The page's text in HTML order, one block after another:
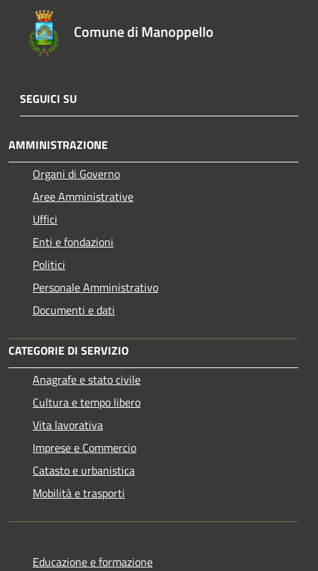
Comune di Manoppello
SEGUICI SU
AMMINISTRAZIONE
Organi di Governo
Aree Amministrative
Uffici
Enti e fondazioni
Politici
Personale Amministrativo
Documenti e dati
CATEGORIE DI SERVIZIO
Anagrafe e stato civile
Cultura e tempo libero
Vita lavorativa
Imprese e Commercio
Catasto e urbanistica
Mobilità e trasporti
Educazione e formazione